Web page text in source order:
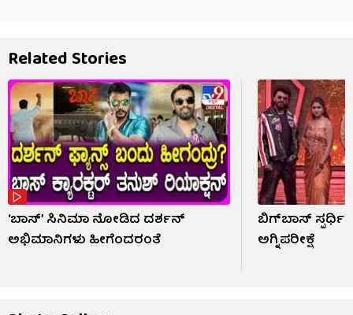
Related Stories
‘ಬಾಸ್’ ಸಿನಿಮಾ ನೋಡಿದ ದರ್ಶನ್
ಅಭಿಮಾನಿಗಳು ಹೀಗೆಂದರಂತೆ
ಬಿಗ್​​ಬಾಸ್
ಅಗ್ನಿಪರೀಕ್ಷೆ